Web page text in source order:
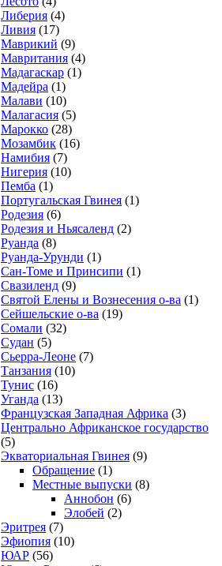
Либерия (4)
Ливия (17)
Маврикий (9)
Мавритания (4)
Мадагаскар (1)
Мадейра (1)
Малави (10)
Малагасия (5)
Марокко (28)
Мозамбик (16)
Намибия (7)
Нигерия (10)
Пемба (1)
Португальская Гвинея (1)
Родезия (6)
Родезия и Ньясаленд (2)
Руанда (8)
Руанда-Урунди (1)
Сан-Томе и Принсипи (1)
Свазиленд (9)
Святой Елены и Вознесения о-ва (1)
Сейшельские о-ва (19)
Сомали (32)
Судан (5)
Сьерра-Леоне (7)
Танзания (10)
Тунис (16)
Уганда (13)
Французская Западная Африка (3)
Центрально Африканское государство
(5)
Экваториальная Гвинея (9)
Обращение (1)
Местные выпуски (8)
Аннобон (6)
Элобей (2)
Эритрея (7)
Эфиопия (10)
ЮАР (56)